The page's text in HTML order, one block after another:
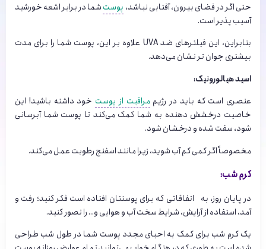
حتی اگر در فضای بیرون، آفتابی نباشد، پوستشما در برابر اشعه خورشید
آسیب پذیر است.
بنابراین، این فیلترهای ضد UVA علاوه بر این، پوست شما را برای مدت
بیشتری جوان تر نشان می‌دهد.
اسید هیالورونیک:
عنصری است که باید در رژیم مراقبت از پوست خود داشته باشید! این
خاصیت درخشش دهنده به شما کمک می‌کند تا پوست شما آبرسانی
شود، سفت شده و درخشان شود.
مخصوصاً اگر کمی کم آب شوید، زیرا مانند اسفنج رطوبت عمل می‌کند.
کرم شب:
در پایان روز، به اتفاقاتی که برای پوستتان افتاده است فکر کنید؛ رفت و
آمد، استفاده از آرایش، شرایط سخت آب و هوایی و… را تصور کنید.
یک کرم شب برای کمک به احیای مجدد پوست شما در طول شب طراحی